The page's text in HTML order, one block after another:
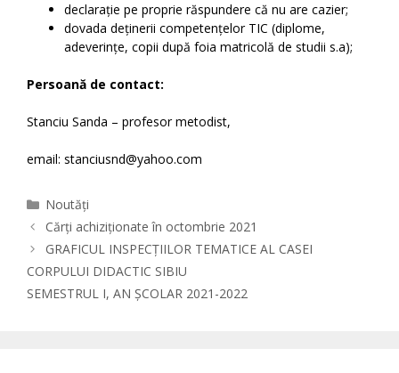
declarație pe proprie răspundere că nu are cazier;
dovada deținerii competențelor TIC (diplome,
adeverințe, copii după foia matricolă de studii s.a);
Persoană de contact:
Stanciu Sanda – profesor metodist,
email: stanciusnd@yahoo.com
Categories
Noutăți
Cărți achiziționate în octombrie 2021
GRAFICUL INSPECȚIILOR TEMATICE AL CASEI
CORPULUI DIDACTIC SIBIU
SEMESTRUL I, AN ȘCOLAR 2021-2022